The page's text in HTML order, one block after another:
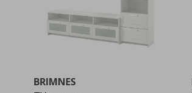
BRIMNES